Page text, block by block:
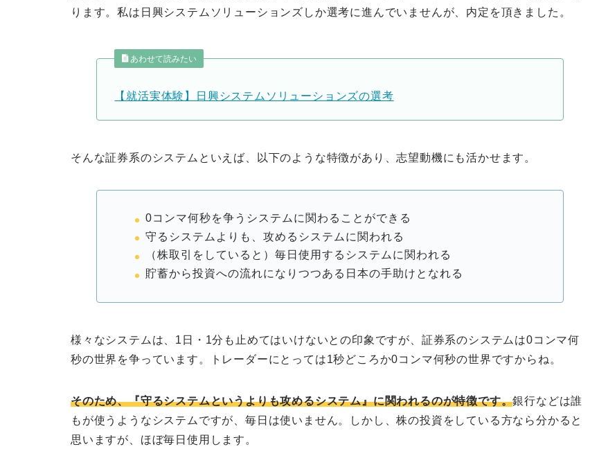
ります。私は日興システムソリューションズしか選考に進んでいませんが、内定を頂きました。
あわせて読みたい
【就活実体験】日興システムソリューションズの選考
そんな証券系のシステムといえば、以下のような特徴があり、志望動機にも活かせます。
0コンマ何秒を争うシステムに関わることができる
守るシステムよりも、攻めるシステムに関われる
（株取引をしていると）毎日使用するシステムに関われる
貯蓄から投資への流れになりつつある日本の手助けとなれる
様々なシステムは、1日・1分も止めてはいけないとの印象ですが、証券系のシステムは0コンマ何
秒の世界を争っています。トレーダーにとっては1秒どころか0コンマ何秒の世界ですからね。
そのため、『守るシステムというよりも攻めるシステム』に関われるのが特徴です。銀行などは誰
もが使うようなシステムですが、毎日は使いません。しかし、株の投資をしている方なら分かると
思いますが、ほぼ毎日使用します。